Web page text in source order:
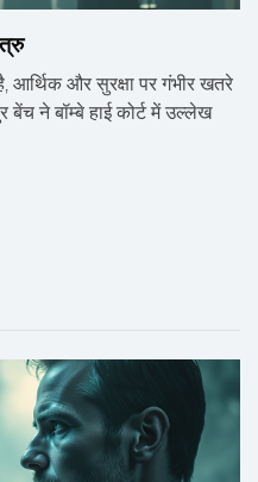
आर्थिक और सुरक्षा पर गंभीर खतरे
ने बॉम्बे हाई कोर्ट में उल्लेख